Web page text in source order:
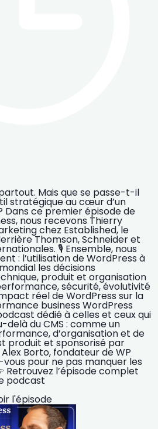
Mais que se passe-t-il
stratégique au cœur d’un
ce premier épisode de
nous recevons Thierry
chez Established, le
Thomson, Schneider et
🎙️ Ensemble, nous
: l’utilisation de WordPress à
les décisions
produit et organisation
sécurité, évolutivité
réel de WordPress sur la
business WordPress
dédié à celles et ceux qui
delà du CMS : comme un
d’organisation et de
produit et sponsorisé par
Borto, fondateur de WP
pour ne pas manquer les
Retrouvez l’épisode complet
podcast
l'épisode